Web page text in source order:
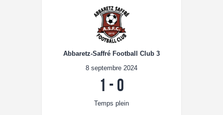
Abbaretz-Saffré Football Club 3
8 septembre 2024
1 - 0
Temps plein